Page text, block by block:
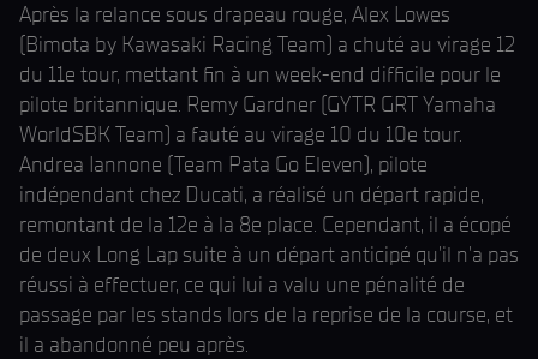
Après la relance sous drapeau rouge, Alex Lowes
(Bimota by Kawasaki Racing Team) a chuté au virage 12
du 11e tour, mettant fin à un week-end difficile pour le
pilote britannique. Remy Gardner (GYTR GRT Yamaha
WorldSBK Team) a fauté au virage 10 du 10e tour.
Andrea Iannone (Team Pata Go Eleven), pilote
indépendant chez Ducati, a réalisé un départ rapide,
remontant de la 12e à la 8e place. Cependant, il a écopé
de deux Long Lap suite à un départ anticipé qu'il n'a pas
réussi à effectuer, ce qui lui a valu une pénalité de
passage par les stands lors de la reprise de la course, et
il a abandonné peu après.